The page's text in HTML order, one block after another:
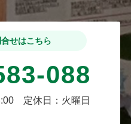
せはこちら
088
定休日：火曜日